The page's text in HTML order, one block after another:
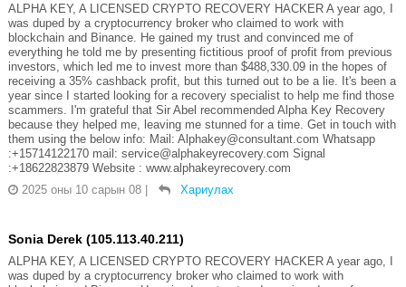
ALPHA KEY, A LICENSED CRYPTO RECOVERY HACKER A year ago, I
was duped by a cryptocurrency broker who claimed to work with
blockchain and Binance. He gained my trust and convinced me of
everything he told me by presenting fictitious proof of profit from previous
investors, which led me to invest more than $488,330.09 in the hopes of
receiving a 35% cashback profit, but this turned out to be a lie. It's been a
year since I started looking for a recovery specialist to help me find those
scammers. I'm grateful that Sir Abel recommended Alpha Key Recovery
because they helped me, leaving me stunned for a time. Get in touch with
them using the below info: Mail: Alphakey@consultant.com Whatsapp
:+15714122170 mail: service@alphakeyrecovery.com Signal
:+18622823879 Website : www.alphakeyrecovery.com
2025 оны 10 сарын 08 | Хариулах
Sonia Derek (105.113.40.211)
ALPHA KEY, A LICENSED CRYPTO RECOVERY HACKER A year ago, I
was duped by a cryptocurrency broker who claimed to work with